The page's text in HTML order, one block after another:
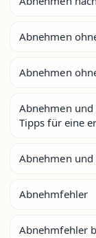
Abnehmen
Abnehmen
Abnehmen und
Tipps für eine
Abnehmen
Abnehmfehler
Abnehmfehler